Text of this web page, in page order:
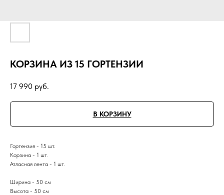
КОРЗИНА ИЗ 15 ГОРТЕНЗИИ
17 990 руб.
В КОРЗИНУ
Гортензия - 15 шт.
Корзина - 1 шт.
Атласная лента - 1 шт.
Ширина - 50 см
Высота - 50 см